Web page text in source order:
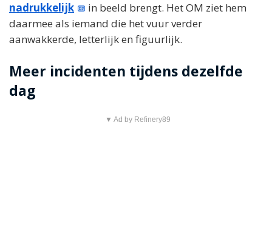
nadrukkelijk
in beeld brengt. Het OM ziet hem
daarmee als iemand die het vuur verder
aanwakkerde, letterlijk en figuurlijk.
Meer incidenten tijdens dezelfde
dag
▼ Ad by Refinery89